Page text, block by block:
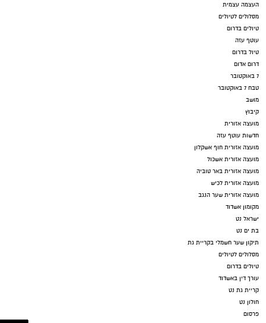
העצמה עצמית
מסלולים לטיולים
טיולים בדרום
עוטף עזה
טיול בדרום
דרום אדום
7 באוקטובר
טבח 7 באוקטובר
מושב
קיבוץ
מועצה אזורית
חדשות עוטף עזה
מועצה אזורית חוף אשקלון
מועצה אזורית אשכול
מועצה אזורית באר טוביה
מועצה אזורית לכיש
מועצה אזורית שער הנגב
מקומון אשדוד
ישראל נט
בת ים נט
תיקון שער חשמלי בקריית גת
מסלולים לטיולים
טיולים בדרום
עורך דין באשדוד
קריית גת נט
חולון נט
פרסום